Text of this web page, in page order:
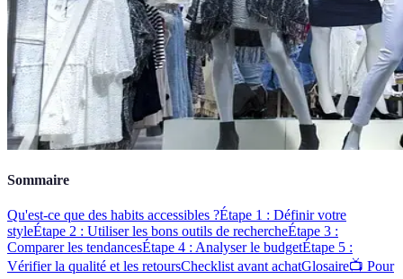
Sommaire
Qu'est-ce que des habits accessibles ?Étape 1 : Définir votre
styleÉtape 2 : Utiliser les bons outils de rechercheÉtape 3 :
Comparer les tendancesÉtape 4 : Analyser le budgetÉtape 5 :
Vérifier la qualité et les retoursChecklist avant achatGlosaire📺 Pour